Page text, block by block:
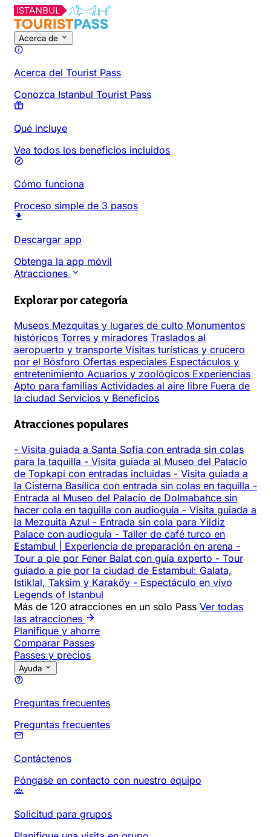
Acerca de
Acerca del Tourist Pass
Conozca Istanbul Tourist Pass
Qué incluye
Vea todos los beneficios incluidos
Cómo funciona
Proceso simple de 3 pasos
Descargar app
Obtenga la app móvil
Atracciones
Explorar por categoría
Museos Mezquitas y lugares de culto Monumentos
históricos Torres y miradores Traslados al
aeropuerto y transporte Visitas turísticas y crucero
por el Bósforo Ofertas especiales Espectáculos y
entretenimiento Acuarios y zoológicos Experiencias
Apto para familias Actividades al aire libre Fuera de
la ciudad Servicios y Beneficios
Atracciones populares
- Visita guiada a Santa Sofía con entrada sin colas
para la taquilla - Visita guiada al Museo del Palacio
de Topkapi con entradas incluidas - Visita guiada a
la Cisterna Basílica con entrada sin colas en taquilla -
Entrada al Museo del Palacio de Dolmabahce sin
hacer cola en taquilla con audioguía - Visita guiada a
la Mezquita Azul - Entrada sin cola para Yildiz
Palace con audioguía - Taller de café turco en
Estambul | Experiencia de preparación en arena -
Tour a pie por Fener Balat con guía experto - Tour
guiado a pie por la ciudad de Estambul: Galata,
Istiklal, Taksim y Karaköy - Espectáculo en vivo
Legends of Istanbul
Más de 120 atracciones en un solo Pass Ver todas
las atracciones
Planifique y ahorre
Comparar Passes
Passes y precios
Ayuda
Preguntas frecuentes
Preguntas frecuentes
Contáctenos
Póngase en contacto con nuestro equipo
Solicitud para grupos